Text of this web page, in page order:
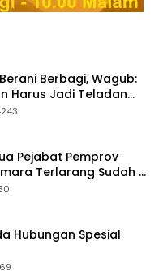
Berbagi, Wagub:
Harus Jadi Teladan
Terlarang Sudah di
Hubungan Spesial